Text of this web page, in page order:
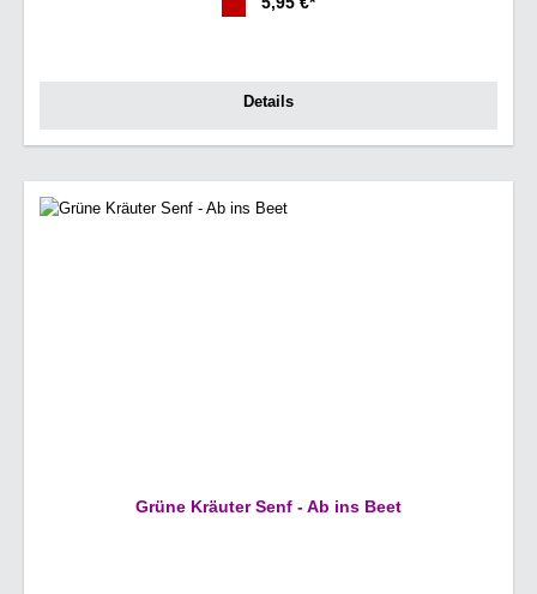
Details
Grüne Kräuter Senf - Ab ins Beet